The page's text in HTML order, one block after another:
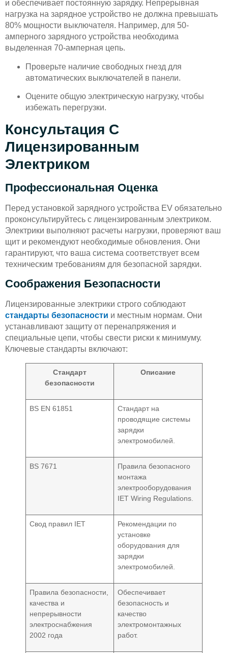
и обеспечивает постоянную зарядку. Непрерывная
нагрузка на зарядное устройство не должна превышать
80% мощности выключателя. Например, для 50-
амперного зарядного устройства необходима
выделенная 70-амперная цепь.
Проверьте наличие свободных гнезд для
автоматических выключателей в панели.
Оцените общую электрическую нагрузку, чтобы
избежать перегрузки.
Консультация С
Лицензированным
Электриком
Профессиональная Оценка
Перед установкой зарядного устройства EV обязательно
проконсультируйтесь с лицензированным электриком.
Электрики выполняют расчеты нагрузки, проверяют ваш
щит и рекомендуют необходимые обновления. Они
гарантируют, что ваша система соответствует всем
техническим требованиям для безопасной зарядки.
Соображения Безопасности
Лицензированные электрики строго соблюдают
стандарты безопасности и местным нормам. Они
устанавливают защиту от перенапряжения и
специальные цепи, чтобы свести риски к минимуму.
Ключевые стандарты включают:
Стандарт
безопасности
Описание
BS EN 61851
Стандарт на
проводящие системы
зарядки
электромобилей.
BS 7671
Правила безопасного
монтажа
электрооборудования
IET Wiring Regulations.
Свод правил IET
Рекомендации по
установке
оборудования для
зарядки
электромобилей.
Правила безопасности,
качества и
непрерывности
электроснабжения
2002 года
Обеспечивает
безопасность и
качество
электромонтажных
работ.